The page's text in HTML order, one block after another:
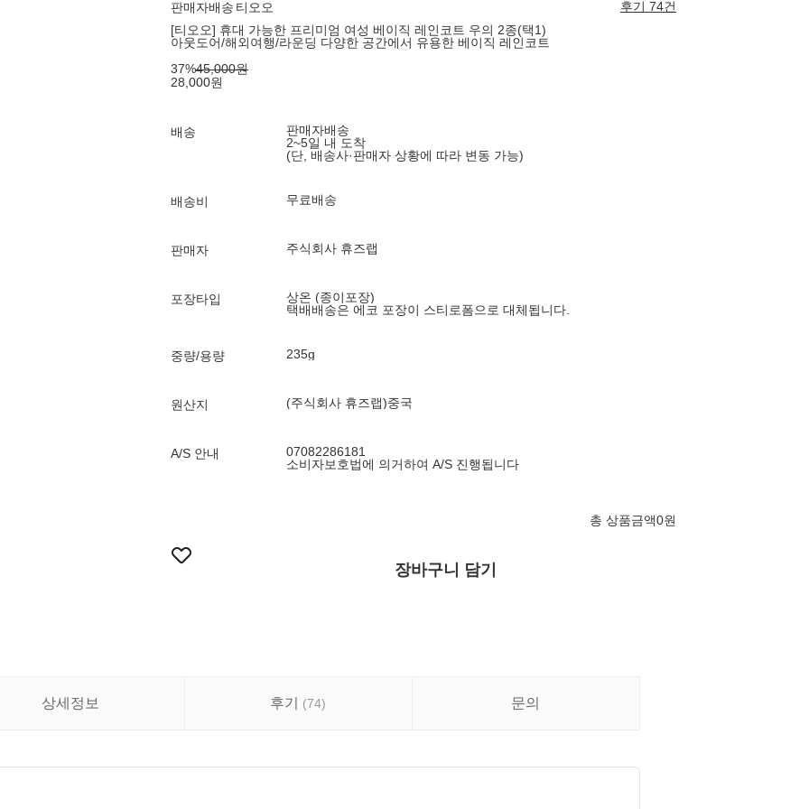
판매자배송 티오오
후기 74건
[티오오] 휴대 가능한 프리미엄 여성 베이직 레인코트 우의 2종(택1)
아웃도어/해외여행/라운딩 다양한 공간에서 유용한 베이직 레인코트
37%45,000원
28,000원
배송
판매자배송
2~5일 내 도착
(단, 배송사·판매자 상황에 따라 변동 가능)
배송비 무료배송
판매자 주식회사 휴즈랩
포장타입
상온 (종이포장)
택배배송은 에코 포장이 스티로폼으로 대체됩니다.
중량/용량 235g
원산지 (주식회사 휴즈랩)중국
A/S 안내
07082286181
소비자보호법에 의거하여 A/S 진행됩니다
총 상품금액0원
장바구니 담기
상세정보 후기 (74) 문의